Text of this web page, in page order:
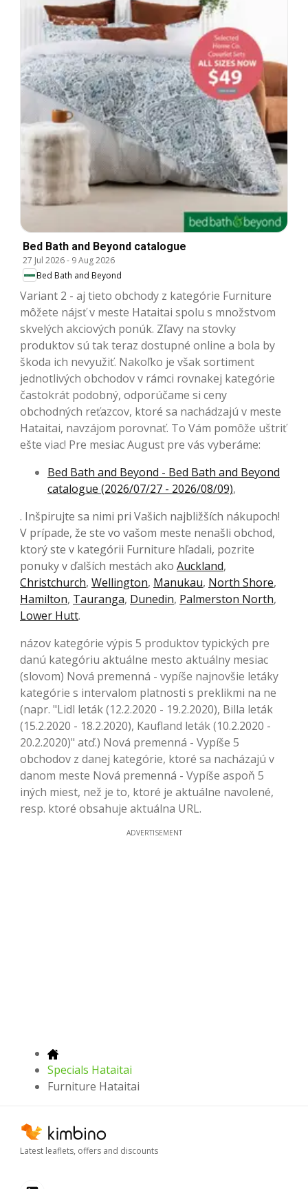
Bed Bath and Beyond catalogue
27 Jul 2026- 9 Aug 2026
Bed Bath and Beyond
Variant 2 - aj tieto obchody z kategórie Furniture
môžete nájsť v meste Hataitai spolu s množstvom
skvelých akciových ponúk. Zľavy na stovky
produktov sú tak teraz dostupné online a bola by
škoda ich nevyužiť. Nakoľko je však sortiment
jednotlivých obchodov v rámci rovnakej kategórie
častokrát podobný, odporúčame si ceny
obchodných reťazcov, ktoré sa nachádzajú v meste
Hataitai, navzájom porovnať. To Vám pomôže uštriť
ešte viac! Pre mesiac August pre vás vyberáme:
Bed Bath and Beyond - Bed Bath and Beyond
catalogue (2026/07/27 - 2026/08/09),
. Inšpirujte sa nimi pri Vašich najbližších nákupoch!
V prípade, že ste vo vašom meste nenašli obchod,
ktorý ste v kategórii Furniture hľadali, pozrite
ponuky v ďalších mestách ako Auckland,
Christchurch, Wellington, Manukau, North Shore,
Hamilton, Tauranga, Dunedin, Palmerston North,
Lower Hutt.
názov kategórie výpis 5 produktov typických pre
danú kategóriu aktuálne mesto aktuálny mesiac
(slovom) Nová premenná - vypíše najnovšie letáky
kategórie s intervalom platnosti s preklikmi na ne
(napr. "Lidl leták (12.2.2020 - 19.2.2020), Billa leták
(15.2.2020 - 18.2.2020), Kaufland leták (10.2.2020 -
20.2.2020)" atď.) Nová premenná - Vypíše 5
obchodov z danej kategórie, ktoré sa nacházajú v
danom meste Nová premenná - Vypíše aspoň 5
iných miest, než je to, ktoré je aktuálne navolené,
resp. ktoré obsahuje aktuálna URL.
ADVERTISEMENT
Specials Hataitai
Furniture Hataitai
Latest leaflets, offers and discounts